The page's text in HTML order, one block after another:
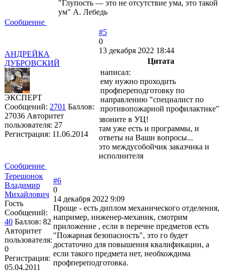
"Глупость — это не отсутствие ума, это такой
ум" А. Лебедь
Сообщение
АНДРЕЙКА
ДУБРОВСКИЙ
ЭКСПЕРТ
Сообщений: 2701 Баллов:
27036 Авторитет
пользователя: 27
Регистрация: 11.06.2014
#5
0
13 декабря 2022 18:44
Цитата
написал:
ему нужно проходить
профпереподготовку по
направлению "специалист по
противопожарной профилактике"
звоните в УЦ!
там уже есть и программы, и
ответы на Ваши вопросы...
это междусобойчик заказчика и
исполнителя
Сообщение
Терешонок
Владимир
Михайлович
Гость
Сообщений:
40 Баллов: 82
Авторитет
пользователя:
0
Регистрация:
05.04.2011
#6
0
14 декабря 2022 9:09
Проще - есть диплом механического отделения,
например, инженер-механик, смотрим
приложение , если в перечне предметов есть
"Пожарная безопасность", это го будет
достаточно для повышения квалификации, а
если такого предмета нет, необхождима
профпереподготовка.